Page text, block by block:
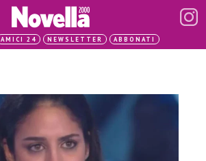
AMICI 24 NEWSLETTER ABBONATI